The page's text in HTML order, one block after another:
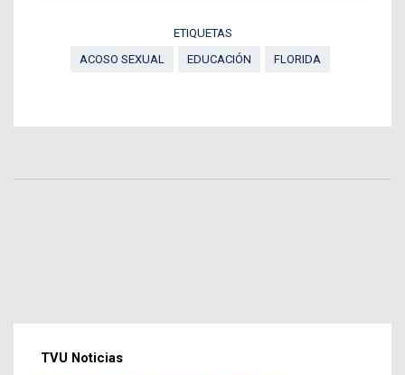
ETIQUETAS
ACOSO SEXUAL
EDUCACIÓN FLORIDA
TVU Noticias